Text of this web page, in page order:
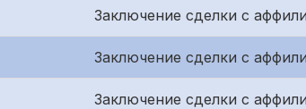
Заключение сделки с
Заключение сделки с
Заключение сделки с